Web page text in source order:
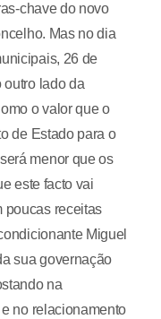
chave do novo
Mas no dia
26 de
outro lado da
o valor que o
de Estado para o
menor que os
este facto vai
poucas receitas
Miguel
sua governação
na
no relacionamento